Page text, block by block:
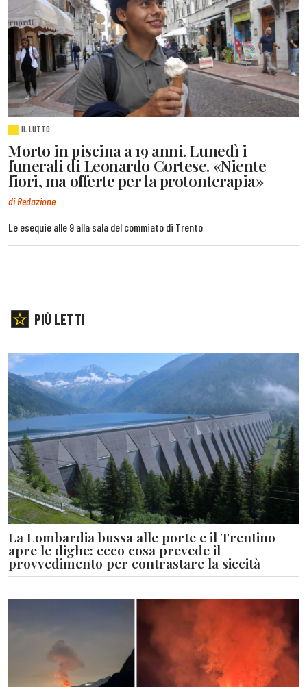
IL LUTTO
Morto in piscina a 19 anni. Lunedì i
funerali di Leonardo Cortese. «Niente
fiori, ma offerte per la protonterapia»
di Redazione
Le esequie alle 9 alla sala del commiato di Trento
PIÙ LETTI
La Lombardia bussa alle porte e il Trentino
apre le dighe: ecco cosa prevede il
provvedimento per contrastare la siccità